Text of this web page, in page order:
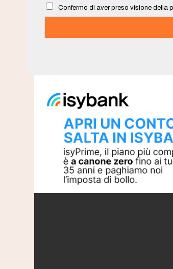
*
Confermo di aver preso visione della